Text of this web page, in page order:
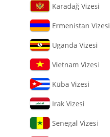
Karadağ Vizesi
Ermenistan Vizesi
Uganda Vizesi
Vietnam Vizesi
Küba Vizesi
Irak Vizesi
Senegal Vizesi